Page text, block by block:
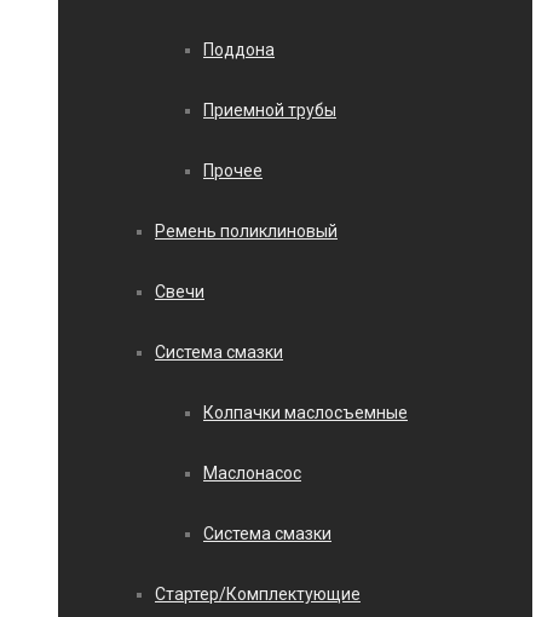
Поддона
Приемной трубы
Прочее
Ремень поликлиновый
Свечи
Система смазки
Колпачки маслосъемные
Маслонасос
Система смазки
Стартер/Комплектующие